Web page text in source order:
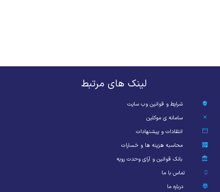
لینک های مرتبط
شرایط و قوانین وب سایت
سامانه ی موکلین
انتقادات و پیشنهادات
محاسبه هزینه ها و خسارات
بانک قوانین و آرای وحدت رویه
تماس با ما
درباره ما